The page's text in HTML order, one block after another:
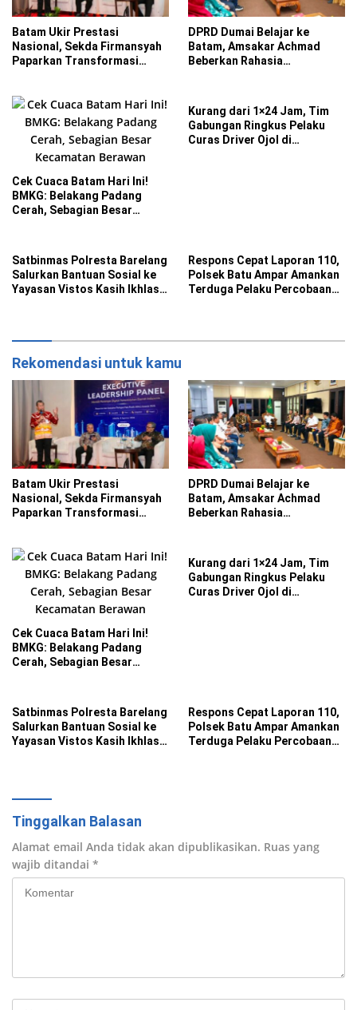
Batam Ukir Prestasi
Nasional, Sekda Firmansyah
Paparkan Transformasi
DPRD Dumai Belajar ke
Batam, Amsakar Achmad
Beberkan Rahasia
Cek Cuaca Batam Hari Ini!
BMKG: Belakang Padang
Cerah, Sebagian Besar
Kurang dari 1×24 Jam, Tim
Gabungan Ringkus Pelaku
Curas Driver Ojol di
Satbinmas Polresta Barelang
Salurkan Bantuan Sosial ke
Yayasan Vistos Kasih Ikhlas
Respons Cepat Laporan 110,
Polsek Batu Ampar Amankan
Terduga Pelaku Percobaan
Rekomendasi untuk kamu
Batam Ukir Prestasi
Nasional, Sekda Firmansyah
Paparkan Transformasi
DPRD Dumai Belajar ke
Batam, Amsakar Achmad
Beberkan Rahasia
Cek Cuaca Batam Hari Ini!
BMKG: Belakang Padang
Cerah, Sebagian Besar
Kurang dari 1×24 Jam, Tim
Gabungan Ringkus Pelaku
Curas Driver Ojol di
Satbinmas Polresta Barelang
Salurkan Bantuan Sosial ke
Yayasan Vistos Kasih Ikhlas
Respons Cepat Laporan 110,
Polsek Batu Ampar Amankan
Terduga Pelaku Percobaan
Tinggalkan Balasan
Alamat email Anda tidak akan dipublikasikan. Ruas yang
wajib ditandai *